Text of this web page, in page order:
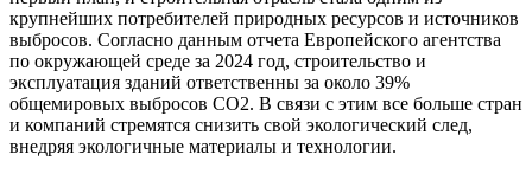
крупнейших потребителей природных ресурсов и источников
выбросов. Согласно данным отчета Европейского агентства
по окружающей среде за 2024 год, строительство и
эксплуатация зданий ответственны за около 39%
общемировых выбросов CO2. В связи с этим все больше стран
и компаний стремятся снизить свой экологический след,
внедряя экологичные материалы и технологии.